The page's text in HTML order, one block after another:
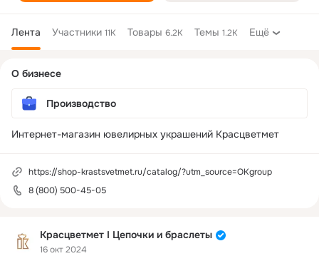
Лента Участники 11K Товары 6.2K Темы 1.2K Ещё
Красцветмет I Цепочки и браслеты
16 окт 2024
колонка
О бизнесе
Производство
Интернет-магазин ювелирных украшений Красцветмет
https://shop-krastsvetmet.ru/catalog/?utm_source=OKgroup
8 (800) 500-45-05